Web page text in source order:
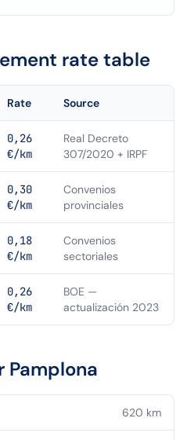
rate table
Rate Source
0,26
€/km
Real Decreto
307/2020 + IRPF
0,30
€/km
Convenios
provinciales
0,18
€/km
Convenios
sectoriales
0,26
€/km
BOE —
actualización 2023
Pamplona
620 km